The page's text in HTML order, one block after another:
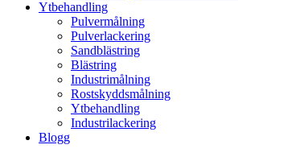
Ytbehandling
Pulvermålning
Pulverlackering
Sandblästring
Blästring
Industrimålning
Rostskyddsmålning
Ytbehandling
Industrilackering
Blogg